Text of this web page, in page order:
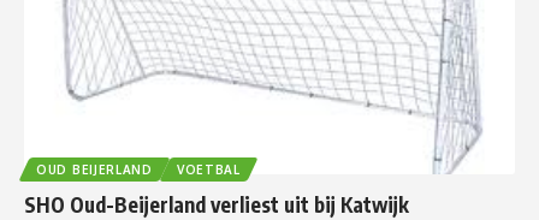
OUD BEIJERLAND VOETBAL
SHO Oud-Beijerland verliest uit bij Katwijk